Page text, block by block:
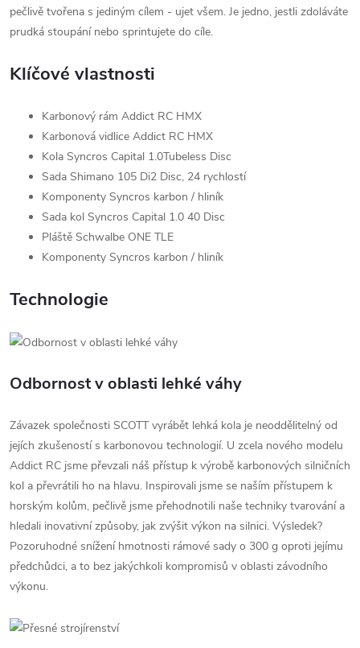
pečlivě tvořena s jediným cílem - ujet všem. Je jedno, jestli zdoláváte
prudká stoupání nebo sprintujete do cíle.
Klíčové vlastnosti
Karbonový rám Addict RC HMX
Karbonová vidlice Addict RC HMX
Kola Syncros Capital 1.0Tubeless Disc
Sada Shimano 105 Di2 Disc, 24 rychlostí
Komponenty Syncros karbon / hliník
Sada kol Syncros Capital 1.0 40 Disc
Pláště Schwalbe ONE TLE
Komponenty Syncros karbon / hliník
Technologie
Odbornost v oblasti lehké váhy
Závazek společnosti SCOTT vyrábět lehká kola je neoddělitelný od
jejích zkušeností s karbonovou technologií. U zcela nového modelu
Addict RC jsme převzali náš přístup k výrobě karbonových silničních
kol a převrátili ho na hlavu. Inspirovali jsme se naším přístupem k
horským kolům, pečlivě jsme přehodnotili naše techniky tvarování a
hledali inovativní způsoby, jak zvýšit výkon na silnici. Výsledek?
Pozoruhodné snížení hmotnosti rámové sady o 300 g oproti jejímu
předchůdci, a to bez jakýchkoli kompromisů v oblasti závodního
výkonu.